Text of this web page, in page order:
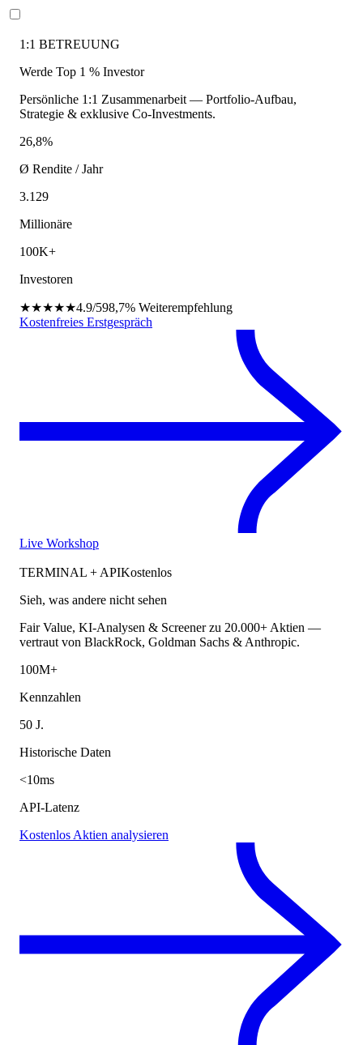
1:1 BETREUUNG
Werde Top 1 % Investor
Persönliche 1:1 Zusammenarbeit — Portfolio-Aufbau,
Strategie & exklusive Co-Investments.
26,8%
Ø Rendite / Jahr
3.129
Millionäre
100K+
Investoren
★★★★★4.9/598,7% Weiterempfehlung
Kostenfreies Erstgespräch
Live Workshop
TERMINAL + APIKostenlos
Sieh, was andere nicht sehen
Fair Value, KI-Analysen & Screener zu 20.000+ Aktien —
vertraut von BlackRock, Goldman Sachs & Anthropic.
100M+
Kennzahlen
50 J.
Historische Daten
<10ms
API-Latenz
Kostenlos Aktien analysieren